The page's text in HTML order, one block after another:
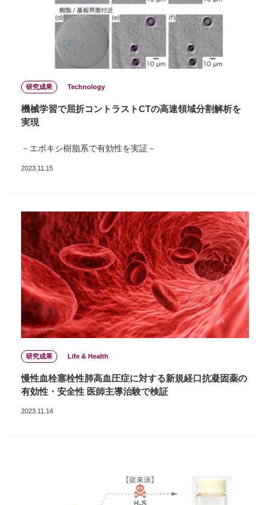
研究成果 Technology
機械学習で屈折コントラストCTの高速領域分割解析を
実現
－エポキシ樹脂系で有効性を実証－
2023.11.15
研究成果 Life & Health
慢性血栓塞栓性肺高血圧症に対する新規経口抗凝固薬の
有効性・安全性 医師主導治験で検証
2023.11.14